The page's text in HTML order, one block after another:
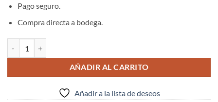
Pago seguro.
Compra directa a bodega.
AÑADIR AL CARRITO
Añadir a la lista de deseos